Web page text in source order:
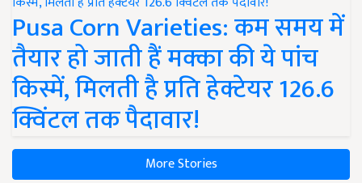
Pusa Corn Varieties: कम समय में
तैयार हो जाती हैं मक्का की ये पांच
किस्में, मिलती है प्रति हेक्टेयर 126.6
क्विंटल तक पैदावार!
More Stories